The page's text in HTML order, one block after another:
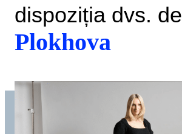
dispoziția dvs. de
Plokhova